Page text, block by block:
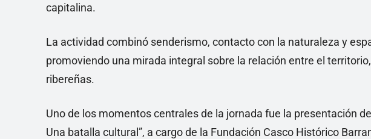
capitalina.
La actividad combinó senderismo, contacto con la naturaleza y
promoviendo una mirada integral sobre la relación entre el
ribereñas.
Uno de los momentos centrales de la jornada fue la presentación
Una batalla cultural”, a cargo de la Fundación Casco Histórico